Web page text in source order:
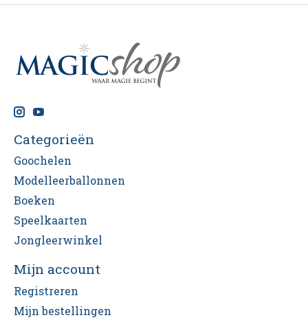
Categorieën
Goochelen
Modelleerballonnen
Boeken
Speelkaarten
Jongleerwinkel
Mijn account
Registreren
Mijn bestellingen